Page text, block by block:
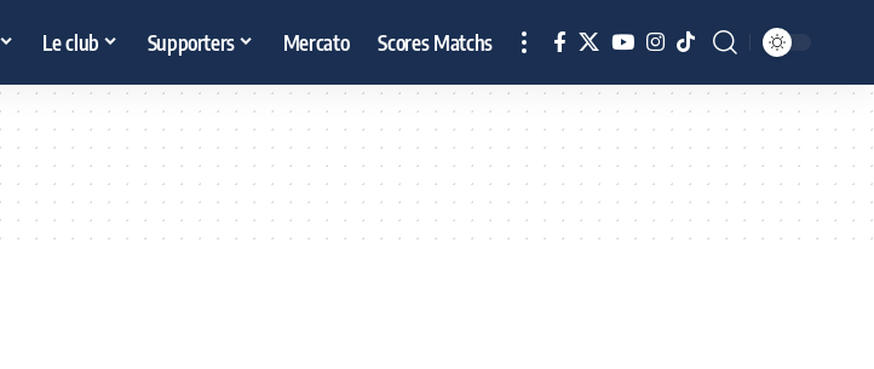
Le club Supporters Mercato Scores Matchs